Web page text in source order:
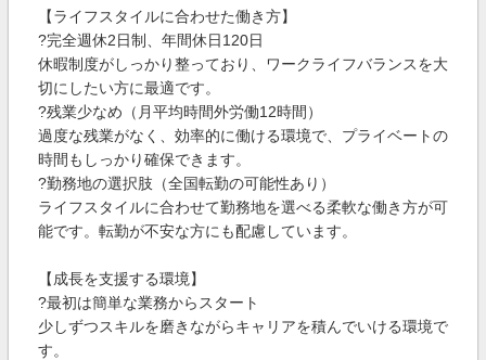
【ライフスタイルに合わせた働き方】
?完全週休2日制、年間休日120日
休暇制度がしっかり整っており、ワークライフバランスを大
切にしたい方に最適です。
?残業少なめ（月平均時間外労働12時間）
過度な残業がなく、効率的に働ける環境で、プライベートの
時間もしっかり確保できます。
?勤務地の選択肢（全国転勤の可能性あり）
ライフスタイルに合わせて勤務地を選べる柔軟な働き方が可
能です。転勤が不安な方にも配慮しています。
【成長を支援する環境】
?最初は簡単な業務からスタート
少しずつスキルを磨きながらキャリアを積んでいける環境で
す。